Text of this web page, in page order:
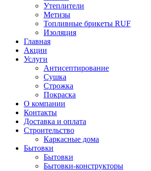
Утеплители
Метизы
Топливные брикеты RUF
Изоляция
Главная
Акции
Услуги
Антисептирование
Сушка
Строжка
Покраска
О компании
Контакты
Доставка и оплата
Строительство
Каркасные дома
Бытовки
Бытовки
Бытовки-конструкторы